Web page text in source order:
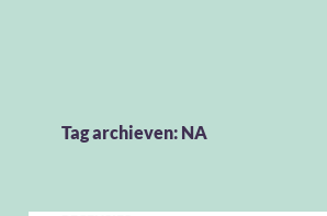
Tag archieven: NA